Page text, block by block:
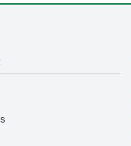
window
opens in new window
window